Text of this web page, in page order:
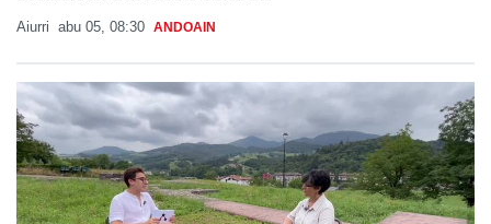
Aiurri abu 05, 08:30 ANDOAIN